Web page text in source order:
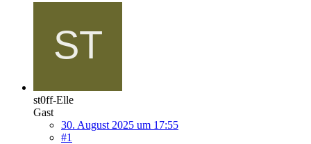
st0ff-Elle
Gast
30. August 2025 um 17:55
#1